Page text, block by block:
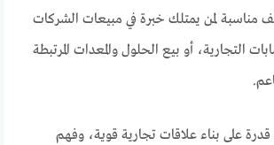
مناسبة لمن يمتلك خبرة في مبيعات الشركات
التجارية، أو بيع الحلول والمعدات المرتبطة
على بناء علاقات تجارية قوية، وفهم